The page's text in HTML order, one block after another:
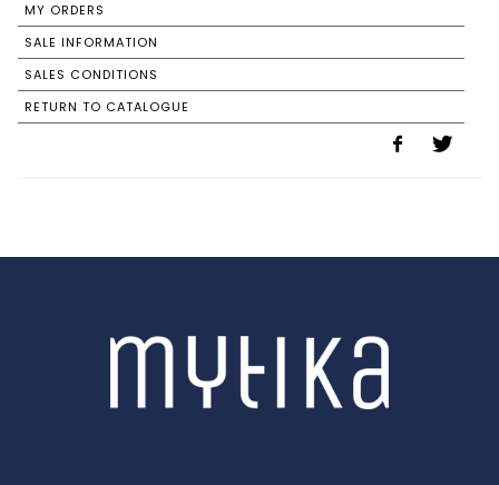
MY ORDERS
SALE INFORMATION
SALES CONDITIONS
RETURN TO CATALOGUE